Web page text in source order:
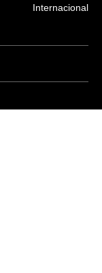
Internacional